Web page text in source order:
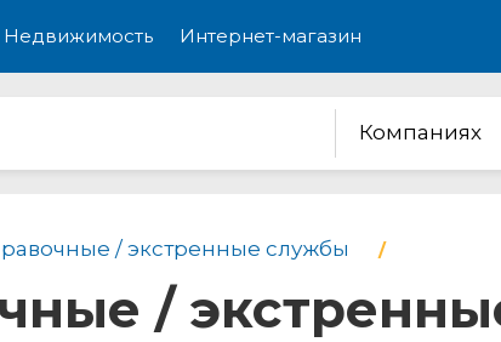
Недвижимость Интернет-магазин
Компаниях
/ экстренные службы
/